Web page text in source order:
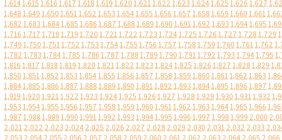
1,6141,6151,6161,6171,6181,6191,6201,6211,6221,6231,6241,6251,6261,627
1,6481,6491,6501,6511,6521,6531,6541,6551,6561,6571,6581,6591,6601,661
1,6821,6831,6841,6851,6861,6871,6881,6891,6901,6911,6921,6931,6941,695
1,7161,7171,7181,7191,7201,7211,7221,7231,7241,7251,7261,7271,7281,729
1,7491,7501,7511,7521,7531,7541,7551,7561,7571,7581,7591,7601,7611,762
1,7821,7831,7841,7851,7861,7871,7881,7891,7901,7911,7921,7931,7941,795
1,8161,8171,8181,8191,8201,8211,8221,8231,8241,8251,8261,8271,8281,829
1,8501,8511,8521,8531,8541,8551,8561,8571,8581,8591,8601,8611,8621,863
1,8841,8851,8861,8871,8881,8891,8901,8911,8921,8931,8941,8951,8961,897
1,9191,9201,9211,9221,9231,9241,9251,9261,9271,9281,9291,9301,9311,932
1,9531,9541,9551,9561,9571,9581,9591,9601,9611,9621,9631,9641,9651,966
1,9871,9881,9891,9901,9911,9921,9931,9941,9951,9961,9971,9981,999 2,000
2,0212,022 2,023 2,0242,025 2,026 2,027 2,028 2,029 2,030 2,0312,032 2,033